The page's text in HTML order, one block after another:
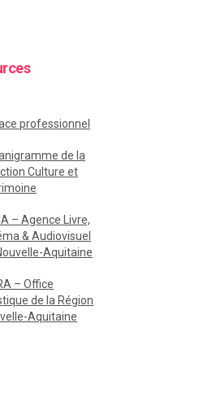
professionnel
de la
Culture et
– Agence Livre,
& Audiovisuel
Aquitaine
– Office
de la Région
Aquitaine